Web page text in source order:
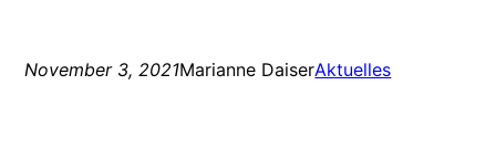
November 3, 2021Marianne DaiserAktuelles